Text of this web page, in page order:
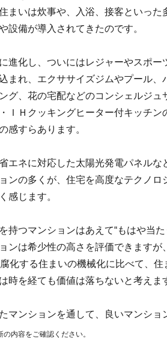
まいは炊事や、入浴、接客といっ
設備が導入されてきたのです。
進化し、ついにはレジャーやスポー
まれ、エクササイズジムやプール
グ、花の宅配などのコンシェルジ
ＩＨクッキングヒーター付キッチ
感すらあります。
エネに対応した太陽光発電パネル
ンの多くが、住宅を高度なテクノ
感じます。
持つマンションはあえて“もはや当
ンは希少性の高さを評価できます
化する住まいの機械化に比べて、
時を経ても価値は落ちないと考えま
マンションを通して、良いマンショ
内容をご確認ください。